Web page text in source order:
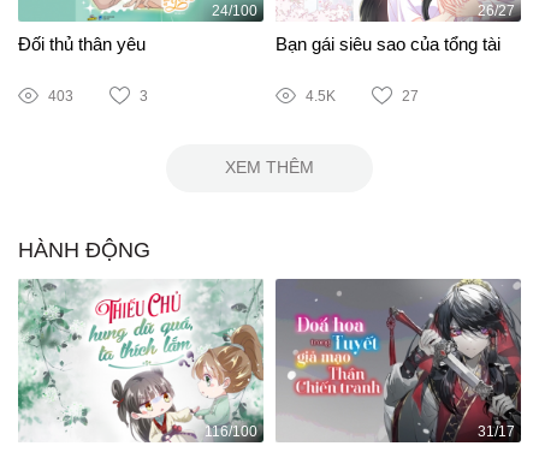
24/100
Đối thủ thân yêu
403 3
26/27
Bạn gái siêu sao của tổng tài
4.5K 27
XEM THÊM
HÀNH ĐỘNG
116/100 31/17